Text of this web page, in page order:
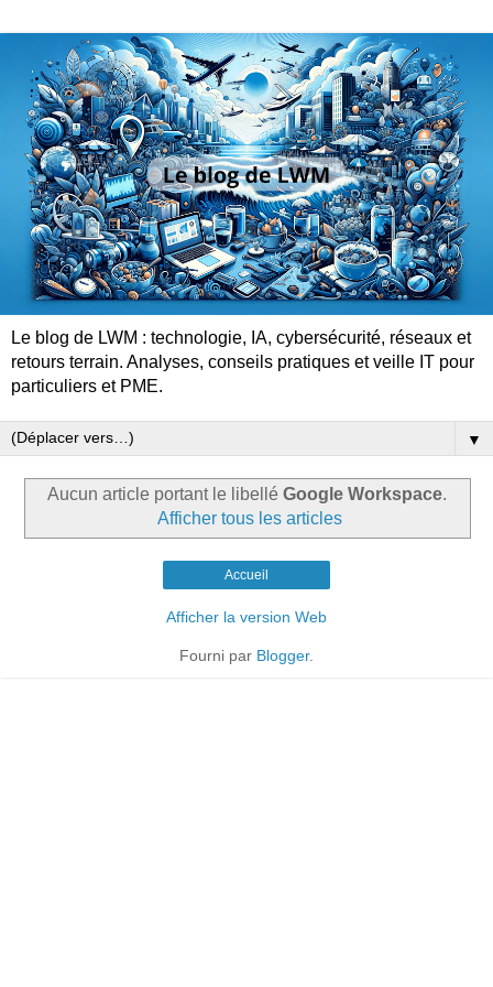
Le blog de LWM : technologie, IA, cybersécurité, réseaux et
retours terrain. Analyses, conseils pratiques et veille IT pour
particuliers et PME.
▼
Aucun article portant le libellé Google Workspace.
Afficher tous les articles
Accueil
Afficher la version Web
Fourni par Blogger.